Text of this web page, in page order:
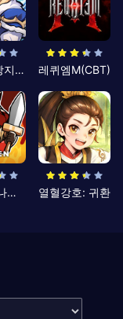
킹방치: 빵지의 제왕 레퀴엠M(CBT)
뮤: 포켓 나이츠 열혈강호: 귀환